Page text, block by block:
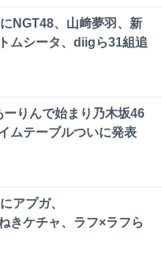
NGT48、山﨑夢羽、新
ムシータ、diigら31組追
りんで始まり乃木坂46
ムテーブルついに発表
アプガ、
きケチャ、ラフ×ラフら